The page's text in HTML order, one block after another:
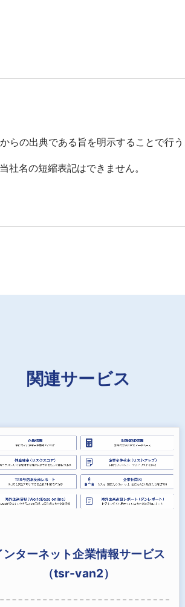
の出典である旨を明示することで行う
名の短縮表記はできません。
関連サービス
ンターネット企業情報サービス
（tsr-van2）